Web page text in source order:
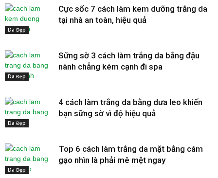
Da Đẹp
Cực sốc 7 cách làm kem dưỡng trắng da
tại nhà an toàn, hiệu quả
Da Đẹp
Sững sờ 3 cách làm trắng da bằng đậu
nành chẳng kém cạnh đi spa
Da Đẹp
4 cách làm trắng da bằng dưa leo khiến
bạn sững sờ vì độ hiệu quả
Da Đẹp
Top 6 cách làm trắng da mặt bằng cám
gạo nhìn là phải mê mệt ngay